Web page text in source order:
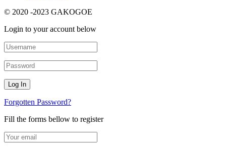
© 2020 -2023 GAKOGOE
Login to your account below
Forgotten Password?
Fill the forms bellow to register